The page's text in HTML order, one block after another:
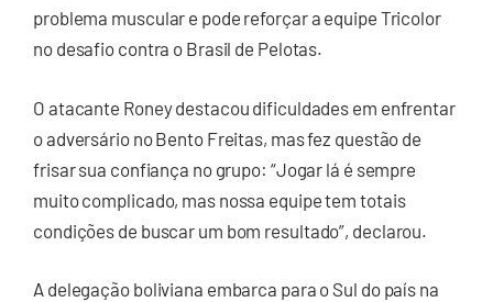
problema muscular e pode reforçar a equipe Tricolor
no desafio contra o Brasil de Pelotas.
O atacante Roney destacou dificuldades em enfrentar
o adversário no Bento Freitas, mas fez questão de
frisar sua confiança no grupo: “Jogar lá é sempre
muito complicado, mas nossa equipe tem totais
condições de buscar um bom resultado”, declarou.
A delegação boliviana embarca para o Sul do país na